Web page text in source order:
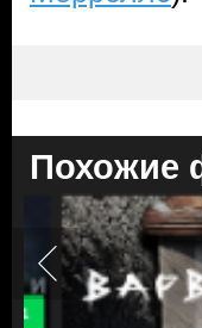
Похожие